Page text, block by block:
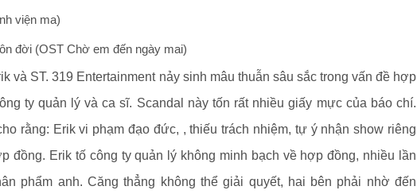
viện ma)
đời (OST Chờ em đến ngày mai)
và ST. 319 Entertainment nảy sinh mâu thuẫn sâu sắc trong vấn đề hợp
ty quản lý và ca sĩ. Scandal này tốn rất nhiều giấy mực của báo chí.
rằng: Erik vi phạm đạo đức, , thiếu trách nhiệm, tự ý nhận show riêng
đồng. Erik tố công ty quản lý không minh bạch về hợp đồng, nhiều lần
phẩm anh. Căng thẳng không thể giải quyết, hai bên phải nhờ đến